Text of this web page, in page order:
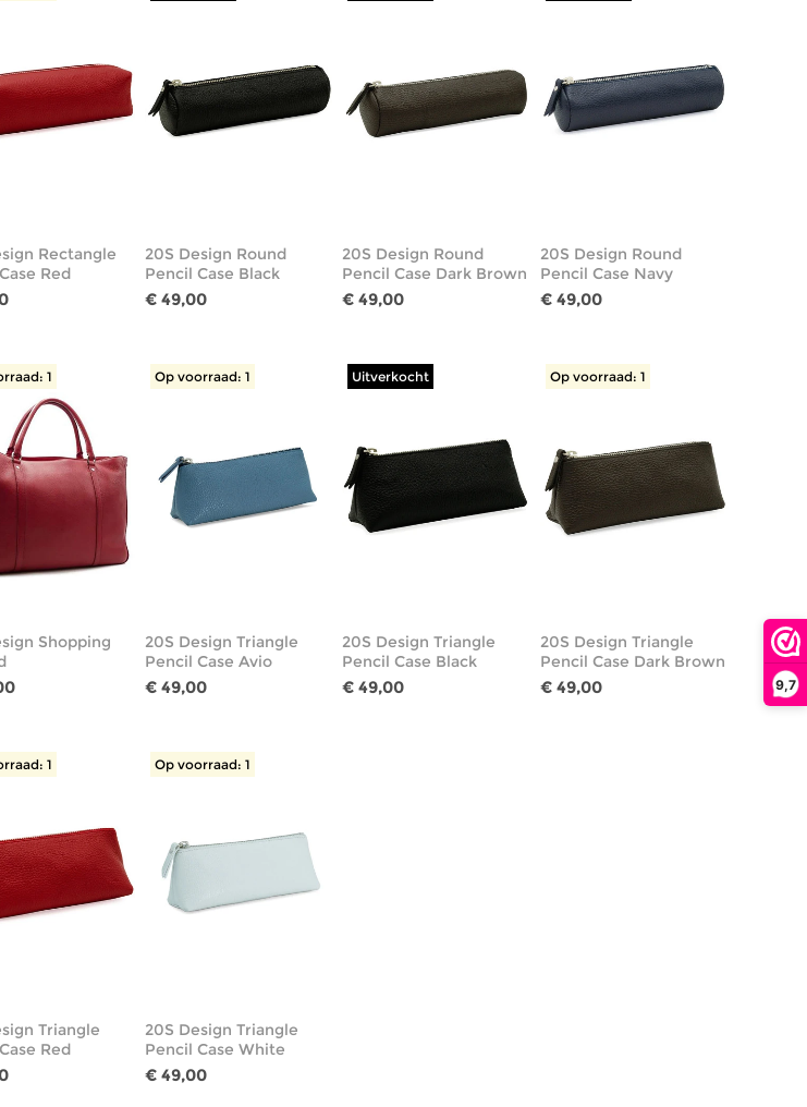
9,7
Rectangle
Red
20S Design Round
Pencil Case Black
€ 49,00
20S Design Round
Pencil Case Dark Brown
€ 49,00
20S Design Round
Pencil Case Navy
€ 49,00
1
Shopping
Op voorraad: 1
20S Design Triangle
Pencil Case Avio
€ 49,00
Uitverkocht
20S Design Triangle
Pencil Case Black
€ 49,00
Op voorraad: 1
20S Design Triangle
Pencil Case Dark Brown
€ 49,00
1
Triangle
Red
Op voorraad: 1
20S Design Triangle
Pencil Case White
€ 49,00